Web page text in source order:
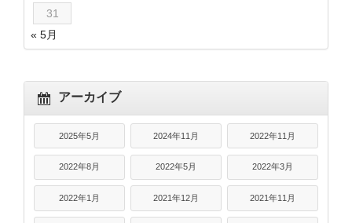
31
« 5月
アーカイブ
2025年5月 2024年11月 2022年11月
2022年8月 2022年5月 2022年3月
2022年1月 2021年12月 2021年11月